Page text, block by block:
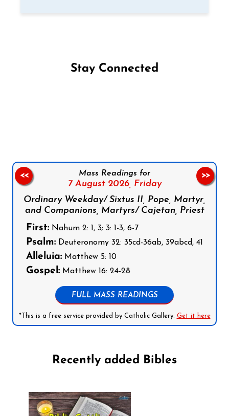
Stay Connected
Mass Readings for
7 August 2026, Friday
Ordinary Weekday/ Sixtus II, Pope, Martyr,
and Companions, Martyrs/ Cajetan, Priest
First: Nahum 2: 1, 3; 3: 1-3, 6-7
Psalm: Deuteronomy 32: 35cd-36ab, 39abcd, 41
Alleluia: Matthew 5: 10
Gospel: Matthew 16: 24-28
FULL MASS READINGS
*This is a free service provided by Catholic Gallery. Get it here
<< >>
Recently added Bibles